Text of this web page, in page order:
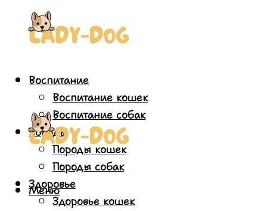
Воспитание
Воспитание кошек
Воспитание собак
Породы
Породы кошек
Породы собак
Здоровье
Здоровье кошек
Меню